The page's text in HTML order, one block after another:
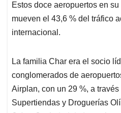
Estos doce aeropuertos en
mueven el 43,6 % del tráfico
internacional.
La familia Char era el socio
conglomerados de
Airplan, con un 29 %, a
Supertiendas y Droguerías